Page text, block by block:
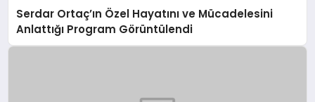
Serdar Ortaç’ın Özel Hayatını ve Mücadelesini
Anlattığı Program Görüntülendi